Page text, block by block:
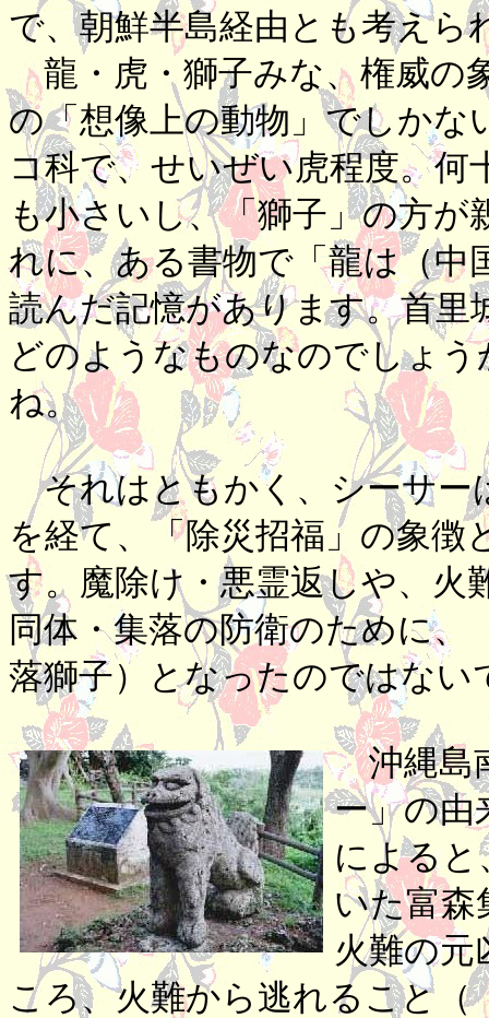
で、朝鮮半島経由とも考えら
龍・虎・獅子みな、権威の
の「想像上の動物」でしかな
コ科で、せいぜい虎程度。
も小さいし、「獅子」の方
れに、ある書物で「龍は（中
読んだ記憶があります。首里
どのようなものなのでしょ
ね。
それはともかく、シーサー
を経て、「除災招福」の象
す。魔除け・悪霊返しや、火
同体・集落の防衛のために、
落獅子）となったのではない
沖縄島
ー」の由
による
いた富森
火難の元
ころ、火難から逃れること